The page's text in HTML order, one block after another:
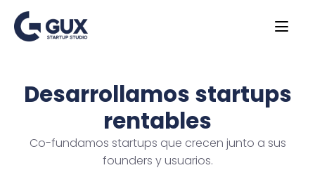
Desarrollamos startups
rentables
Co-fundamos startups que crecen junto a sus
founders y usuarios.